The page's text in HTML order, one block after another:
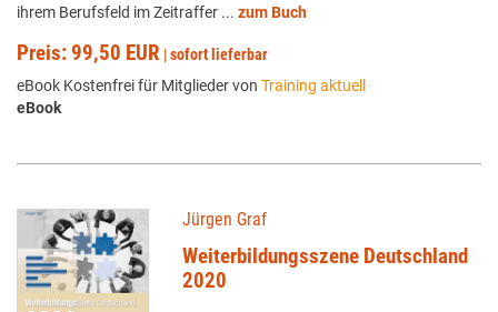
ihrem Berufsfeld im Zeitraffer ... zum Buch
Preis: 99,50 EUR |sofort lieferbar
eBook Kostenfrei für Mitglieder von Training aktuell
eBook
Jürgen Graf
Weiterbildungsszene Deutschland
2020